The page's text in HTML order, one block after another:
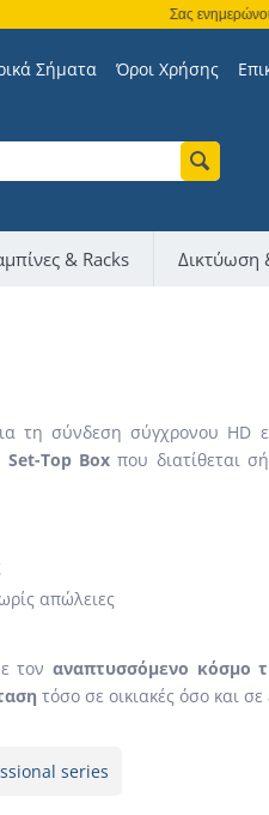
Σας ενημερώνουμε
Σήματα Όροι Χρήσης
& Racks Δικτύωση
τη σύνδεση σύγχρονου HD
Set-Top Box που διατίθεται
απώλειες
τον αναπτυσσόμενο κόσμο
τόσο σε οικιακές όσο και
series